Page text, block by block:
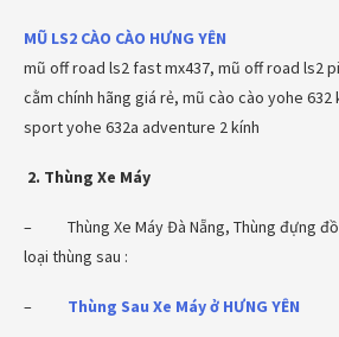
MŨ LS2 CÀO CÀO HƯNG YÊN
mũ off road ls2 fast mx437, mũ off road ls2
cằm chính hãng giá rẻ, mũ cào cào yohe
sport yohe 632a adventure 2 kính
2. Thùng Xe Máy
– Thùng Xe Máy Đà Nẵng, Thùng đựng đồ
loại thùng sau :
– Thùng Sau Xe Máy ở HƯNG YÊN